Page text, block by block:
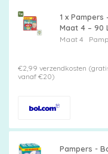
1 x
Maat 4 – 90
Maat 4
€2,99 verzendkosten
vanaf €20)
Pampers -